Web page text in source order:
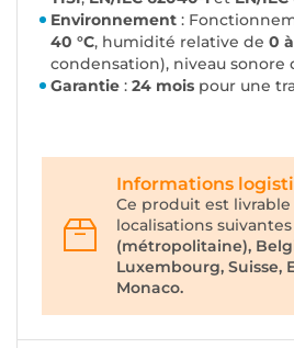
Environnement :
40 °C, humidité relative de 0
condensation), niveau sonore
Garantie : 24 mois pour une
Informations
Ce produit est livrable
localisations suivantes
(métropolitaine),
Luxembourg, Suisse,
Monaco.